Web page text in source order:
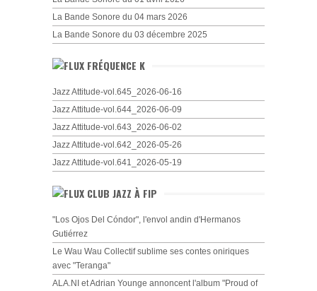
La Bande Sonore du 04 mars 2026
La Bande Sonore du 03 décembre 2025
FRÉQUENCE K
Jazz Attitude-vol.645_2026-06-16
Jazz Attitude-vol.644_2026-06-09
Jazz Attitude-vol.643_2026-06-02
Jazz Attitude-vol.642_2026-05-26
Jazz Attitude-vol.641_2026-05-19
CLUB JAZZ À FIP
"Los Ojos Del Cóndor", l'envol andin d'Hermanos
Gutiérrez
Le Wau Wau Collectif sublime ses contes oniriques
avec "Teranga"
ALA.NI et Adrian Younge annoncent l'album "Proud of